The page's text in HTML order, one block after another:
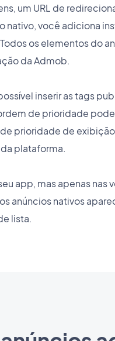
um URL de
nativo, você adiciona
os elementos do
da Admob.
inserir as tags
de prioridade
prioridade de
plataforma.
app, mas apenas nas
anúncios nativos
lista.